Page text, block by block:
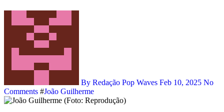
By Redação Pop Waves Feb 10, 2025 No
Comments #João Guilherme